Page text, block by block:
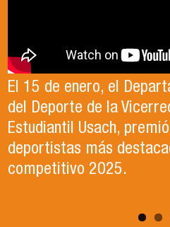
El 15 de enero, el
del Deporte de la
Estudiantil Usach,
deportistas más
competitivo 2025.
En este segundo
Proyecto Ludo Inclusión,
profesor Claudio Farías y
Pedagogía en Educación
de Ciencias Médicas de la
Te invitamos a revisar el
candidato , el Dr. Celso
de Director de Escuela